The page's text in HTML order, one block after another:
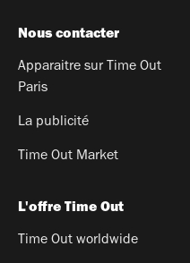
Nous contacter
Apparaitre sur Time Out
Paris
La publicité
Time Out Market
L'offre Time Out
Time Out worldwide